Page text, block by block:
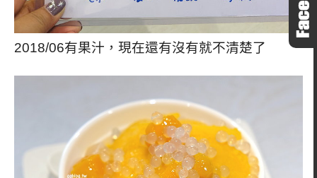
2018/06有果汁，現在還有沒有就不清楚了